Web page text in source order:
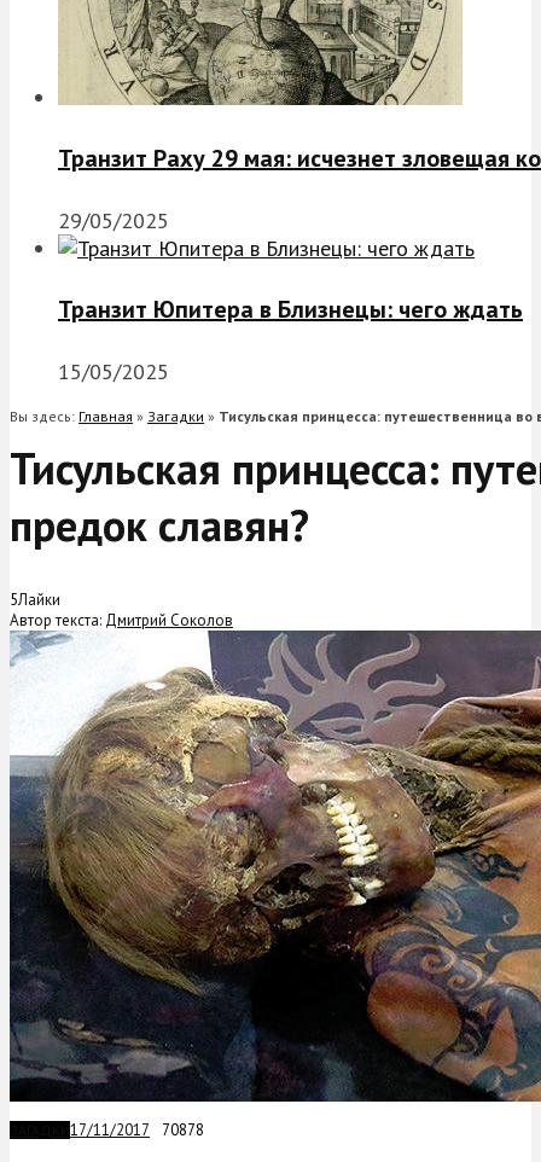
Транзит Раху 29 мая: исчезнет зловещая
29/05/2025
Транзит Юпитера в Близнецы: чего ждать
15/05/2025
Вы здесь: Главная » Загадки » Тисульская принцесса: путешественница во
Тисульская принцесса:
предок славян?
5Лайки
Автор текста: Дмитрий Соколов
17/11/2017 70878